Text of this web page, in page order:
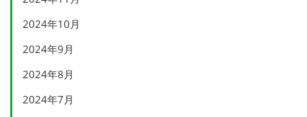
2024年10月
2024年9月
2024年8月
2024年7月